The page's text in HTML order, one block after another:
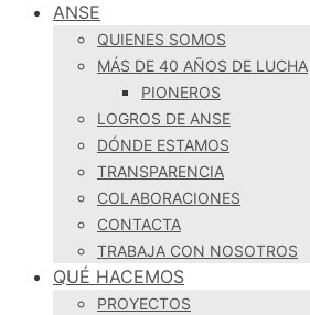
ANSE
QUIENES SOMOS
MÁS DE 40 AÑOS DE LUCHA
PIONEROS
LOGROS DE ANSE
DÓNDE ESTAMOS
TRANSPARENCIA
COLABORACIONES
CONTACTA
TRABAJA CON NOSOTROS
QUÉ HACEMOS
PROYECTOS